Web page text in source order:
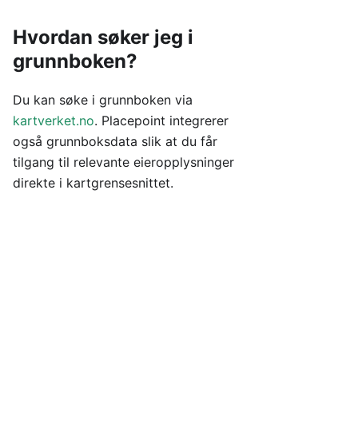
Hvordan søker jeg i
grunnboken?
Du kan søke i grunnboken via
kartverket.no. Placepoint integrerer
også grunnboksdata slik at du får
tilgang til relevante eieropplysninger
direkte i kartgrensesnittet.